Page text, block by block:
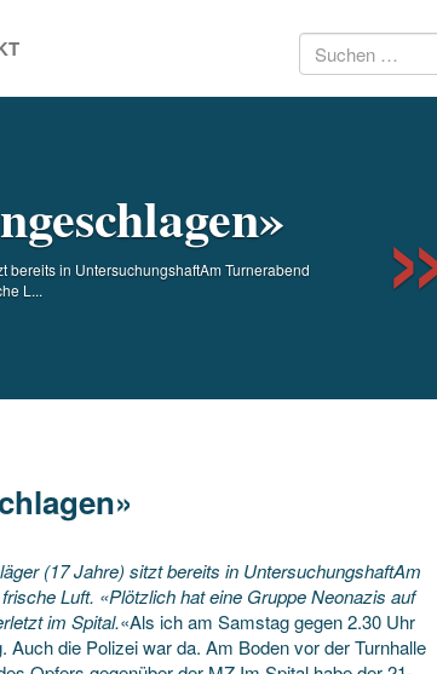
Suchen
in UntersuchungshaftAm Turnerabend
L...
(17 Jahre) sitzt bereits in UntersuchungshaftAm
Luft. «Plötzlich hat eine Gruppe Neonazis auf
im Spital.«Als ich am Samstag gegen 2.30 Uhr
die Polizei war da. Am Boden vor der Turnhalle